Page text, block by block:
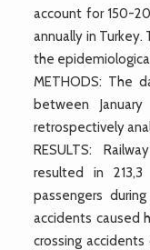
account for 150-
annually in
the
METHODS: The
between
retrospectively
RESULTS:
resulted in
passengers
accidents caused
crossing